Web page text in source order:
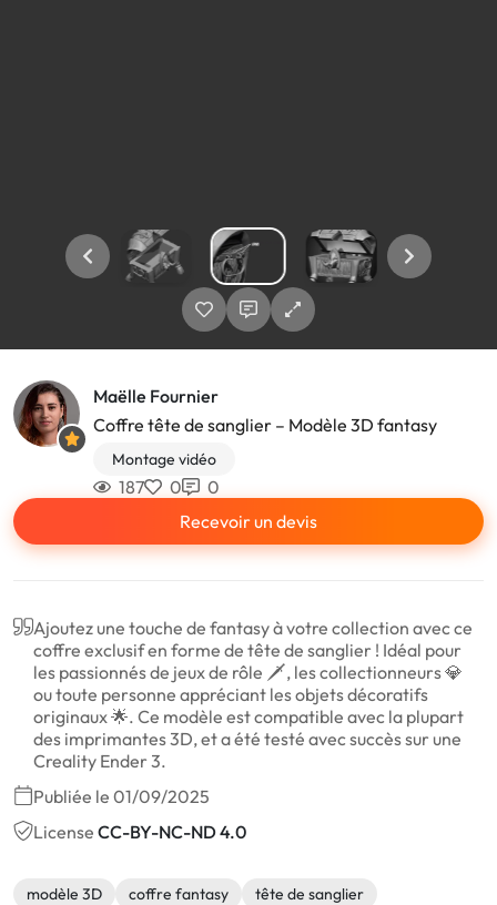
Maëlle Fournier
Coffre tête de sanglier – Modèle 3D fantasy
Montage vidéo
187 0
0
Recevoir un devis
Ajoutez une touche de fantasy à votre collection avec ce
coffre exclusif en forme de tête de sanglier ! Idéal pour
les passionnés de jeux de rôle 🗡️, les collectionneurs 💎
ou toute personne appréciant les objets décoratifs
originaux 🌟. Ce modèle est compatible avec la plupart
des imprimantes 3D, et a été testé avec succès sur une
Creality Ender 3.
Publiée le 01/09/2025
License CC-BY-NC-ND 4.0
modèle 3D coffre fantasy
tête de sanglier